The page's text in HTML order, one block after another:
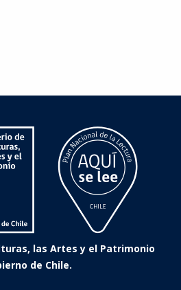
las Artes y el Patrimonio
de Chile.